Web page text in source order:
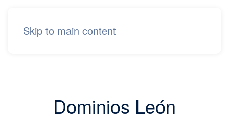
Skip to main content
Dominios León